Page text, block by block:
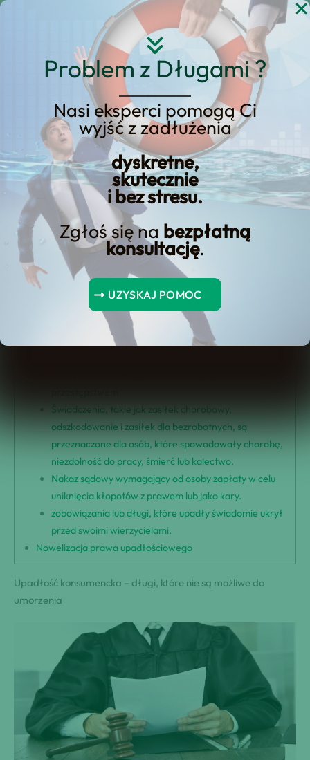
Problem z Długami ?
Nasi eksperci pomogą Ci
wyjść z zadłużenia
dyskretne,
skutecznie
i bez stresu.
Zgłoś się na bezpłatną
konsultację.
UZYSKAJ POMOC
Przejdź
Upadłość konsumencka
– długi, które nie są
możliwe do umorzenia
Spis Treści
Upadłość konsumencka – długi, które nie są możliwe do
Jakie długi nie zostaną umorzone?
Świadczenia, takie jak zasiłek chorobowy,
odszkodowanie i zasiłek dla bezrobotnych, są
przeznaczone dla osób, które spowodowały chorobę,
niezdolność do pracy, śmierć lub kalectwo.
Nakaz sądowy wymagający od osoby zapłaty w celu
uniknięcia kłopotów z prawem lub jako kary.
zobowiązania lub długi, które upadły świadomie ukrył
przed swoimi wierzycielami.
Nowelizacja prawa upadłościowego
Upadłość konsumencka – długi, które nie są możliwe do
umorzenia